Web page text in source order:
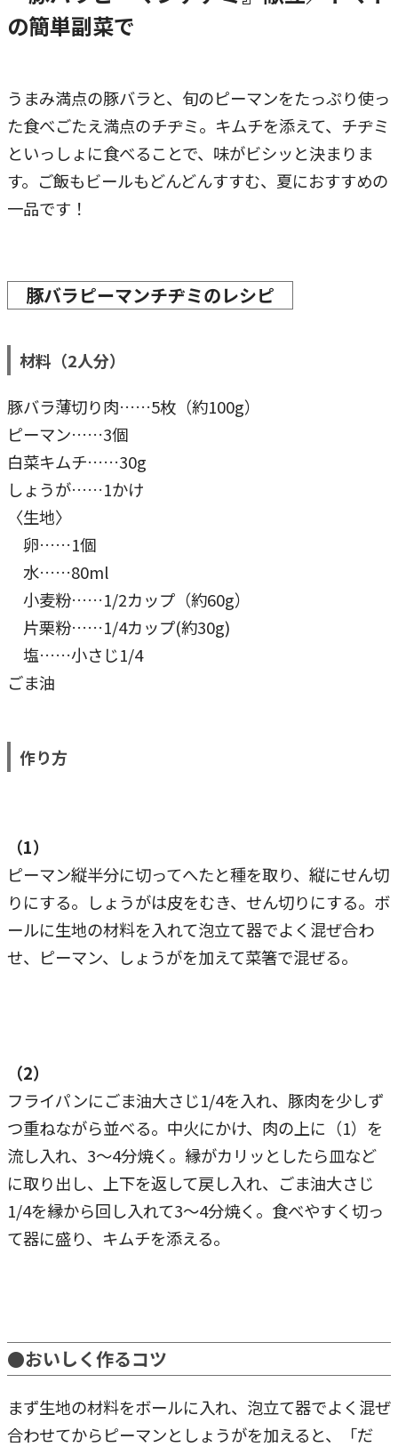
の簡単副菜で
うまみ満点の豚バラと、旬のピーマンをたっぷり使っ
た食べごたえ満点のチヂミ。キムチを添えて、チヂミ
といっしょに食べることで、味がビシッと決まりま
す。ご飯もビールもどんどんすすむ、夏におすすめの
一品です！
豚バラピーマンチヂミのレシピ
材料（2人分）
豚バラ薄切り肉……5枚（約100g）
ピーマン……3個
白菜キムチ……30g
しょうが……1かけ
〈生地〉
卵……1個
水……80ml
小麦粉……1/2カップ（約60g）
片栗粉……1/4カップ(約30g)
塩……小さじ1/4
ごま油
作り方
（1）
ピーマン縦半分に切ってへたと種を取り、縦にせん切
りにする。しょうがは皮をむき、せん切りにする。ボ
ールに生地の材料を入れて泡立て器でよく混ぜ合わ
せ、ピーマン、しょうがを加えて菜箸で混ぜる。
（2）
フライパンにごま油大さじ1/4を入れ、豚肉を少しず
つ重ねながら並べる。中火にかけ、肉の上に（1）を
流し入れ、3〜4分焼く。縁がカリッとしたら皿など
に取り出し、上下を返して戻し入れ、ごま油大さじ
1/4を縁から回し入れて3〜4分焼く。食べやすく切っ
て器に盛り、キムチを添える。
●おいしく作るコツ
まず生地の材料をボールに入れ、泡立て器でよく混ぜ
合わせてからピーマンとしょうがを加えると、「だ